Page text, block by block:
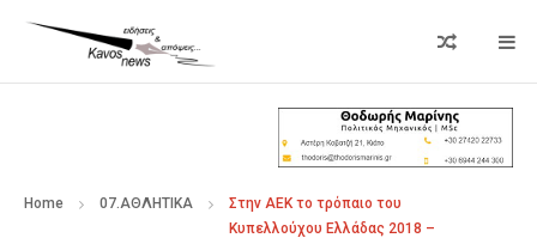
Home 07.ΑΘΛΗΤΙΚΑ
Στην ΑΕΚ το τρόπαιο του
Κυπελλούχου Ελλάδας 2018 –